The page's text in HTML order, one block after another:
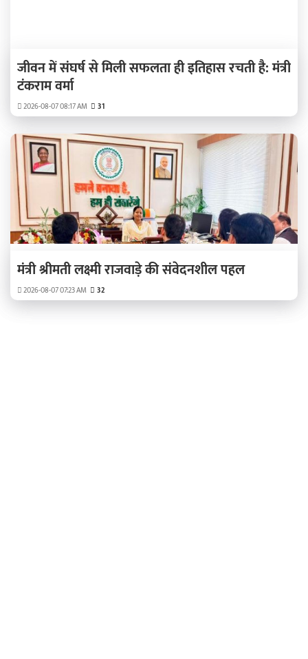
जीवन में संघर्ष से मिली सफलता ही इतिहास रचती है: मंत्री
टंकराम वर्मा
2026-08-07 08:17 AM 31
मंत्री श्रीमती लक्ष्मी राजवाड़े की संवेदनशील पहल
2026-08-07 07:23 AM 32